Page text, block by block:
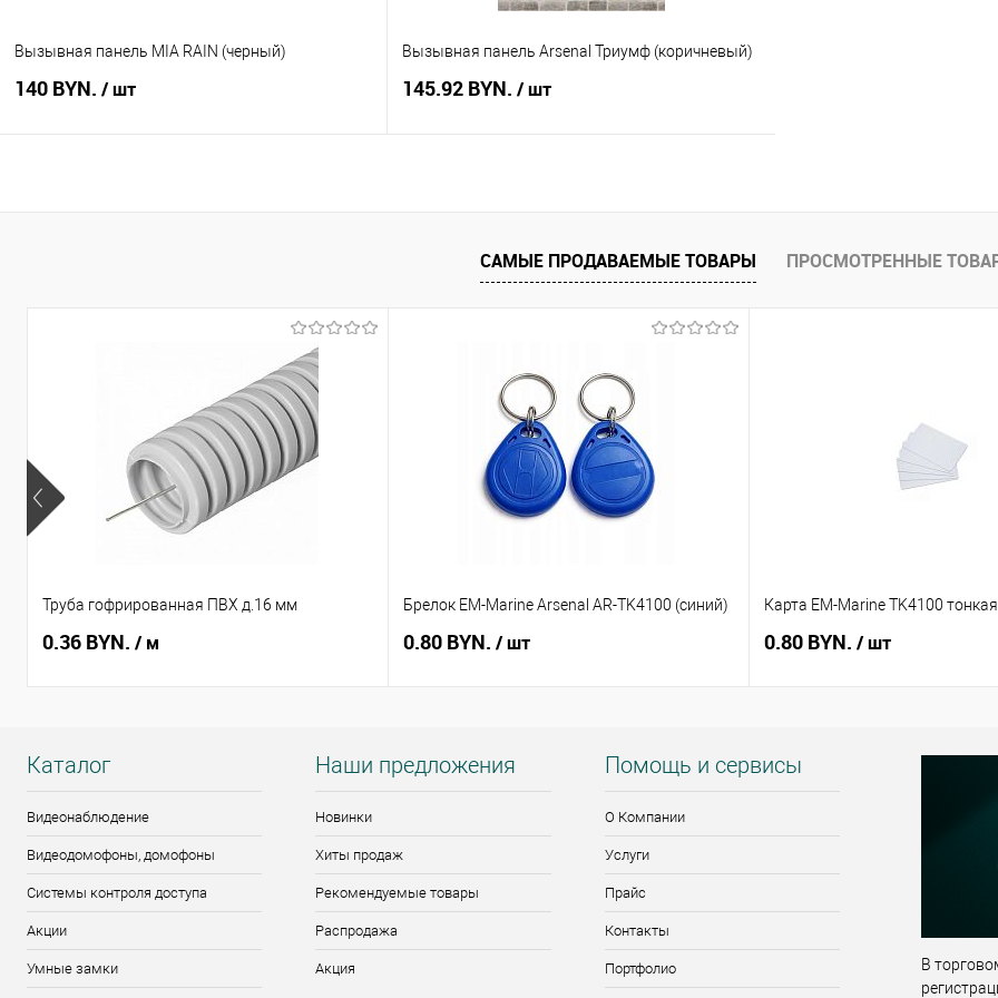
Вызывная панель MIA RAIN (черный)
140 BYN. / шт
Вызывная панель Arsenal Триумф (коричневый)
145.92 BYN. / шт
САМЫЕ ПРОДАВАЕМЫЕ ТОВАРЫ ПРОСМОТРЕННЫЕ
Труба гофрированная ПВХ д.16 мм
0.36 BYN. / м
Брелок EM-Marine Arsenal AR-TK4100 (синий)
0.80 BYN. / шт
Карта EM-Marine TK4100
0.80 BYN. / шт
Каталог
Видеонаблюдение
Видеодомофоны, домофоны
Системы контроля доступа
Акции
Умные замки
Наши предложения
Новинки
Хиты продаж
Рекомендуемые товары
Распродажа
Акция
Помощь и сервисы
О Компании
Услуги
Прайс
Контакты
Портфолио
В